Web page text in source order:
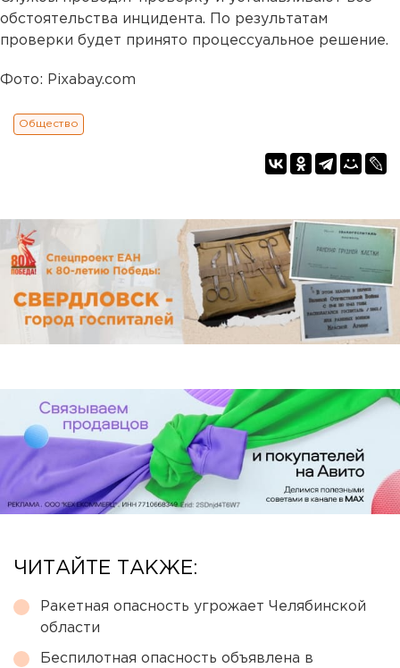
обстоятельства инцидента. По результатам
проверки будет принято процессуальное решение.
Фото: Pixabay.com
Общество
ЧИТАЙТЕ ТАКЖЕ:
Ракетная опасность угрожает Челябинской
области
Беспилотная опасность объявлена в